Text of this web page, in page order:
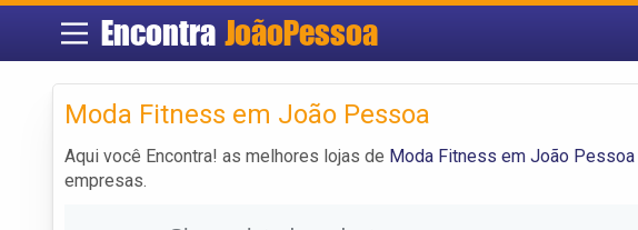
Encontra JoãoPessoa
Moda Fitness em João Pessoa
Aqui você Encontra! as melhores lojas de Moda Fitness em João Pessoa
empresas.